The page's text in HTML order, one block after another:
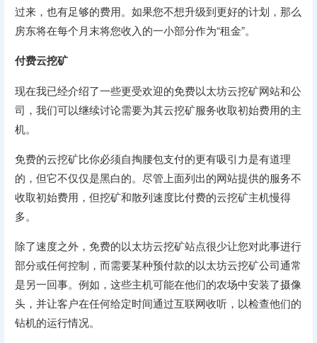
过来，也有足够的费用。如果您不想升级到更好的计划，那么
房东将在每个月末将您收入的一小部分作为“租金”。
付费云挖矿
现在我已经介绍了一些更受欢迎的免费以太坊云挖矿网站和公
司，我们可以继续讨论需要为其云挖矿服务收取初始费用的主
机。
免费的云挖矿比你必须自掏腰包支付的更有吸引力是有道理
的，但它不仅仅是黑白的。尽管上面列出的网站提供的服务不
收取初始费用，但挖矿和散列速度比付费的云挖矿主机慢得
多。
除了速度之外，免费的以太坊云挖矿站点很少让您对此事进行
部分或任何控制，而需要某种预付款的以太坊云挖矿公司通常
是另一回事。例如，这些主机可能在他们的农场中安装了摄像
头，并让客户在任何给定时间通过互联网收听，以检查他们的
钻机的运行情况。